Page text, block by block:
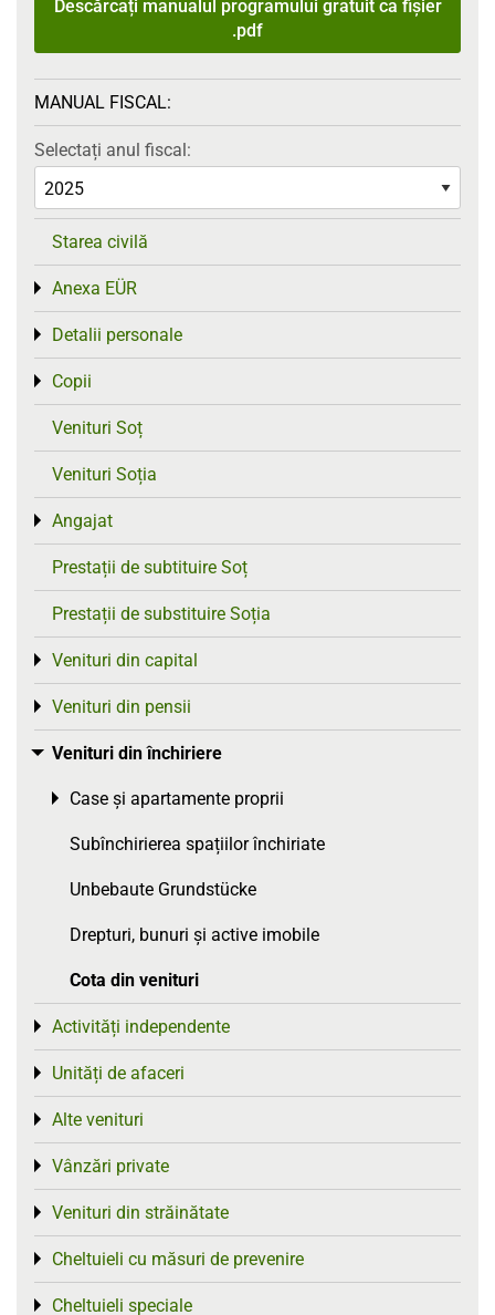
Descărcați manualul programului gratuit ca fișier
.pdf
MANUAL FISCAL:
Selectați anul fiscal:
Starea civilă
Anexa EÜR
Toggle menu
Detalii personale
Toggle menu
Copii
Toggle menu
Venituri Soț
Venituri Soția
Angajat
Toggle menu
Prestații de subtituire Soț
Prestații de substituire Soția
Venituri din capital
Toggle menu
Venituri din pensii
Toggle menu
Venituri din închiriere
Toggle menu
Case și apartamente proprii
Toggle menu
Subînchirierea spațiilor închiriate
Unbebaute Grundstücke
Drepturi, bunuri și active imobile
Cota din venituri
Activități independente
Toggle menu
Unități de afaceri
Toggle menu
Alte venituri
Toggle menu
Vânzări private
Toggle menu
Venituri din străinătate
Toggle menu
Cheltuieli cu măsuri de prevenire
Toggle menu
Cheltuieli speciale
Toggle menu